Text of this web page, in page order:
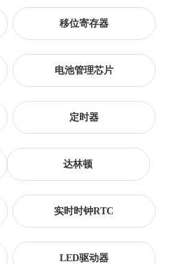
移位寄存器
电池管理芯片
定时器
达林顿
实时时钟RTC
LED驱动器